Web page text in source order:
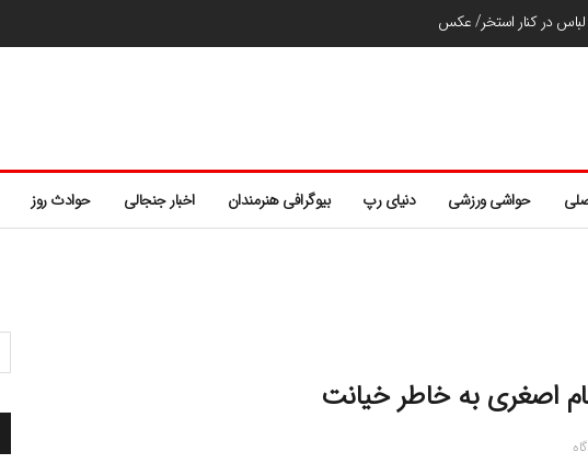
لباس در کنار استخر/ عکس
حواشی ورزشی دنیای رپ بیوگرافی هنرمندان اخبار جنجالی حوادث روز
اصغری به خاطر خیانت